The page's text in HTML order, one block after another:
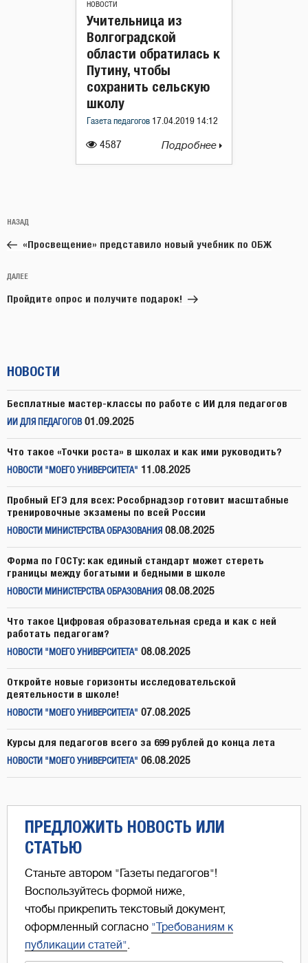
НОВОСТИ
4587
Учительница из
Волгоградской
области обратилась к
Путину, чтобы
сохранить сельскую
школу
Газета педагогов 17.04.2019 14:12
Подробнее
по
записям
Предыдущая
запись:
НАЗАД
«Просвещение» представило новый учебник по ОБЖ
Следующая
запись
ДАЛЕЕ
Пройдите опрос и получите подарок!
НОВОСТИ
Бесплатные мастер-классы по работе с ИИ для педагогов
ИИ ДЛЯ ПЕДАГОГОВ 01.09.2025
Что такое «Точки роста» в школах и как ими руководить?
НОВОСТИ "МОЕГО УНИВЕРСИТЕТА" 11.08.2025
Пробный ЕГЭ для всех: Рособрнадзор готовит масштабные
тренировочные экзамены по всей России
НОВОСТИ МИНИСТЕРСТВА ОБРАЗОВАНИЯ 08.08.2025
Форма по ГОСТу: как единый стандарт может стереть
границы между богатыми и бедными в школе
НОВОСТИ МИНИСТЕРСТВА ОБРАЗОВАНИЯ 08.08.2025
Что такое Цифровая образовательная среда и как с ней
работать педагогам?
НОВОСТИ "МОЕГО УНИВЕРСИТЕТА" 08.08.2025
Откройте новые горизонты исследовательской
деятельности в школе!
НОВОСТИ "МОЕГО УНИВЕРСИТЕТА" 07.08.2025
Курсы для педагогов всего за 699 рублей до конца лета
НОВОСТИ "МОЕГО УНИВЕРСИТЕТА" 06.08.2025
ПРЕДЛОЖИТЬ НОВОСТЬ ИЛИ
СТАТЬЮ
Станьте автором "Газеты педагогов"!
Воспользуйтесь формой ниже,
чтобы прикрепить текстовый документ,
оформленный согласно "Требованиям к
публикации статей".